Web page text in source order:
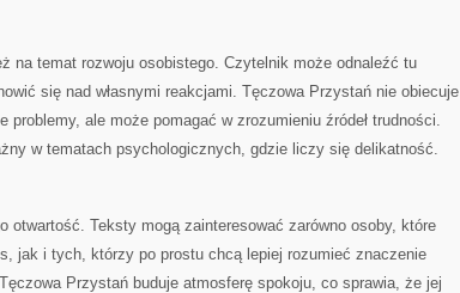
na temat rozwoju osobistego. Czytelnik może odnaleźć tu
się nad własnymi reakcjami. Tęczowa Przystań nie obiecuje
problemy, ale może pomagać w zrozumieniu źródeł trudności.
w tematach psychologicznych, gdzie liczy się delikatność.
otwartość. Teksty mogą zainteresować zarówno osoby, które
jak i tych, którzy po prostu chcą lepiej rozumieć znaczenie
Przystań buduje atmosferę spokoju, co sprawia, że jej